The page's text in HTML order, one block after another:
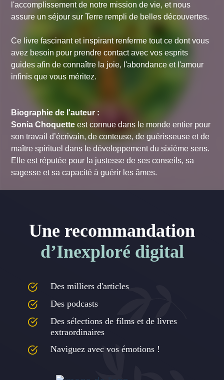
l'accomplissement de notre mission de vie, et nous
assure un séjour sur Terre rempli de belles découvertes.
Ce livre fascinant et inspirant renferme tout ce dont vous
avez besoin pour prendre contact avec vos esprits
guides afin de connaître la joie, l'abondance et l'amour
infinis que vous méritez.
Biographie de l'auteur :
Sonia Choquette est connue dans le monde entier pour
son travail d’écrivain, de conteuse, de guérisseuse et de
maître spirituel dans le développement du sixième sens.
Elle est réputée pour la justesse de ses conseils, sa
sagesse et sa capacité à guérir les âmes.
Une recommandation
d’Inexploré digital
Des milliers d'articles
Des podcasts
Des sélections de films et de livres
extraordinaires
Naviguez avec vos émotions !